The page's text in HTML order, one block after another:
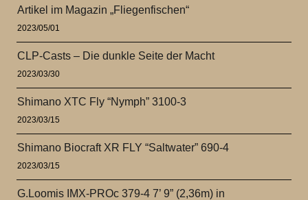
Artikel im Magazin „Fliegenfischen“
2023/05/01
CLP-Casts – Die dunkle Seite der Macht
2023/03/30
Shimano XTC Fly “Nymph” 3100-3
2023/03/15
Shimano Biocraft XR FLY “Saltwater” 690-4
2023/03/15
G.Loomis IMX-PROc 379-4 7’ 9” (2,36m) in